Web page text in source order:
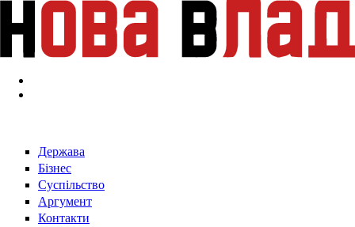
Перейти к основному содержанию
Держава
Бізнес
Суспільство
Аргумент
Контакти